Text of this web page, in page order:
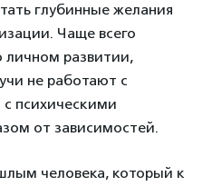
глубинные желания
Чаще всего
личном развитии,
не работают с
психическими
от зависимостей.
человека, который к